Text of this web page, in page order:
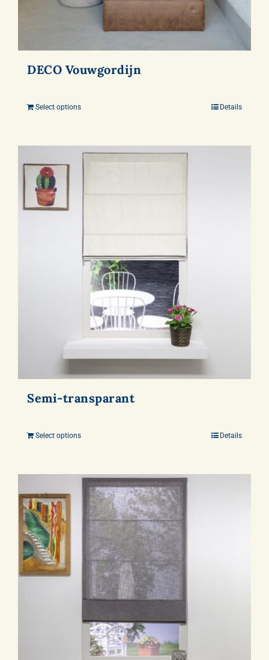
DECO Vouwgordijn
Select options Details
Semi-transparant
Select options Details